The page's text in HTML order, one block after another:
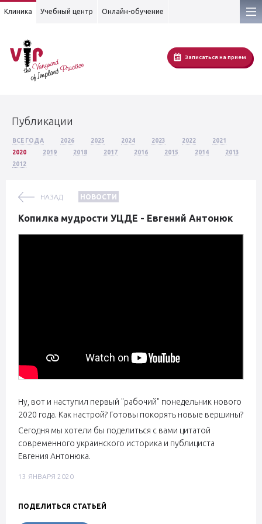
Клиника Учебный центр Онлайн-обучение
Записаться на прием
Публикации
ВСЕ ГОДА 2026 2025 2024 2023 2022
2021
2020
2019 2018 2017 2016 2015 2014
2013
2012
НАЗАД НОВОСТИ
Копилка мудрости УЦДЕ - Евгений Антонюк
Ну, вот и наступил первый "рабочий" понедельник нового
2020 года. Как настрой? Готовы покорять новые вершины?
Сегодня мы хотели бы поделиться с вами цитатой
современного украинского историка и публициста
Евгения Антонюка.
13 ЯНВАРЯ 2020
ПОДЕЛИТЬСЯ СТАТЬЕЙ